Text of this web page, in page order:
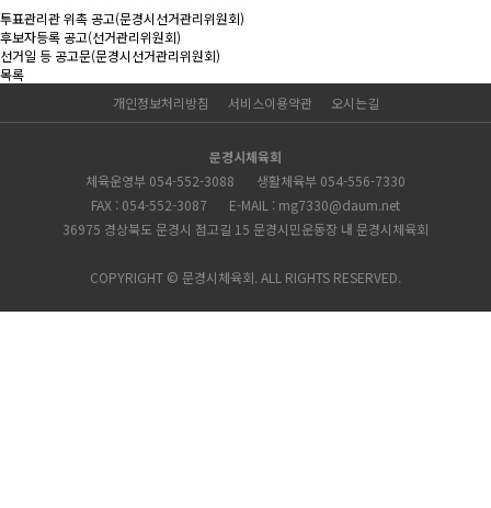
투표관리관 위촉 공고(문경시선거관리위원회)
후보자등록 공고(선거관리위원회)
선거일 등 공고문(문경시선거관리위원회)
목록
개인정보처리방침
서비스이용약관 오시는길
문경시체육회
체육운영부 054-552-3088
생활체육부 054-556-7330
FAX : 054-552-3087
E-MAIL : mg7330@daum.net
36975 경상북도 문경시 점고길 15 문경시민운동장 내 문경시체육회
COPYRIGHT © 문경시체육회. ALL RIGHTS RESERVED.